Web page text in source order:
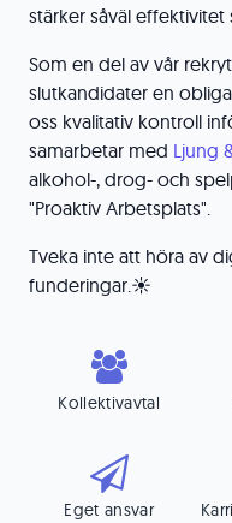
stärker såväl
Som en del av vår
slutkandidater en
oss kvalitativ kontroll
samarbetar med Ljung
alkohol-, drog- och
"Proaktiv Arbetsplats".
Tveka inte att höra av
funderingar.☀️
Kollektivavtal
Eget ansvar